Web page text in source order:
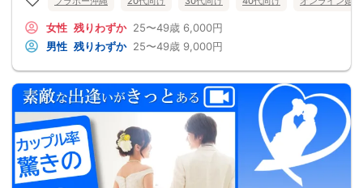
女性 残りわずか 25〜49歳 6,000円
男性 残りわずか 25〜49歳 9,000円